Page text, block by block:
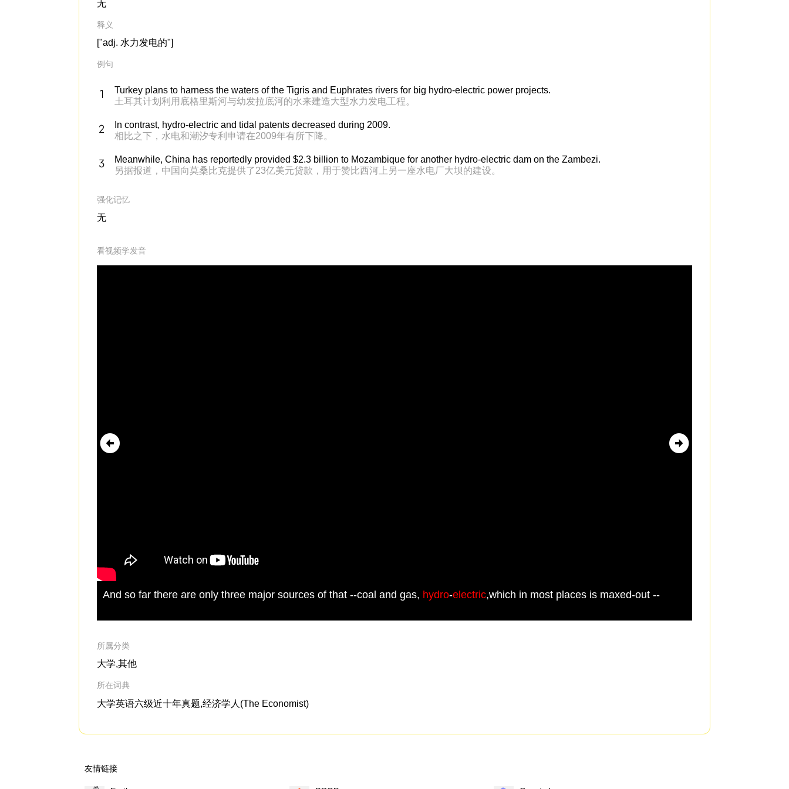
无
释义
["adj. 水力发电的"]
例句
Turkey plans to harness the waters of the Tigris and Euphrates rivers for big hydro-electric power projects.
土耳其计划利用底格里斯河与幼发拉底河的水来建造大型水力发电工程。
In contrast, hydro-electric and tidal patents decreased during 2009.
相比之下，水电和潮汐专利申请在2009年有所下降。
Meanwhile, China has reportedly provided $2.3 billion to Mozambique for another hydro-electric dam on the Zambezi.
另据报道，中国向莫桑比克提供了23亿美元贷款，用于赞比西河上另一座水电厂大坝的建设。
强化记忆
无
看视频学发音
And so far there are only three major sources of that --coal and gas, hydro-electric,which in most places is maxed-out --
所属分类
大学,其他
所在词典
大学英语六级近十年真题,经济学人(The Economist)
友情链接